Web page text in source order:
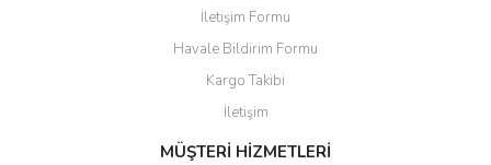
Gönder
İletişim Formu
Havale Bildirim Formu
Kargo Takibi
İletişim
MÜŞTERİ HİZMETLERİ